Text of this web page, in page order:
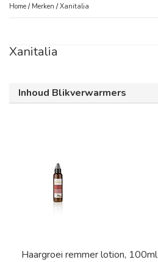
Home / Merken /Xanitalia
Xanitalia
Inhoud Blikverwarmers
Haargroei remmer lotion, 100ml